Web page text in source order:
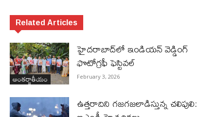
Related Articles
అంతర్జాతీయం
హైదరాబాద్‌లో ఇండియన్ వెడ్డింగ్
ఫొటోగ్రఫీ ఫెస్టివల్
February 3, 2026
ఉత్తరాదిని గజగజలాడిస్తున్న చలిపులి: